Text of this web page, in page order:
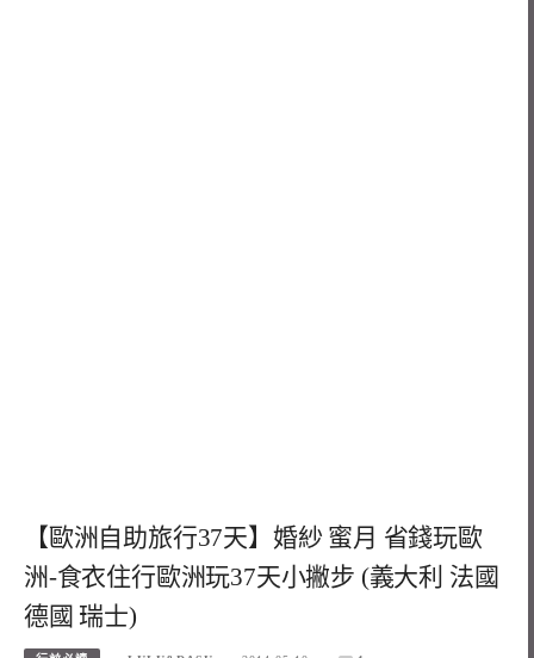
【歐洲自助旅行37天】婚紗 蜜月 省錢玩歐
洲-食衣住行歐洲玩37天小撇步 (義大利 法國
德國 瑞士)